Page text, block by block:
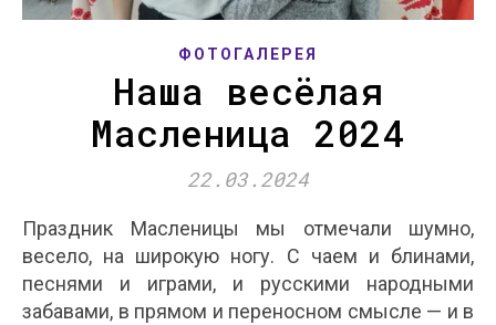
ФОТОГАЛЕРЕЯ
Наша весёлая
Масленица 2024
22.03.2024
Праздник Масленицы мы отмечали шумно,
весело, на широкую ногу. С чаем и блинами,
песнями и играми, и русскими народными
забавами, в прямом и переносном смысле — и в